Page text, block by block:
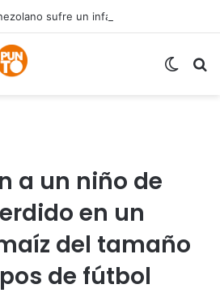
a un niño de
en un
del tamaño
de fútbol